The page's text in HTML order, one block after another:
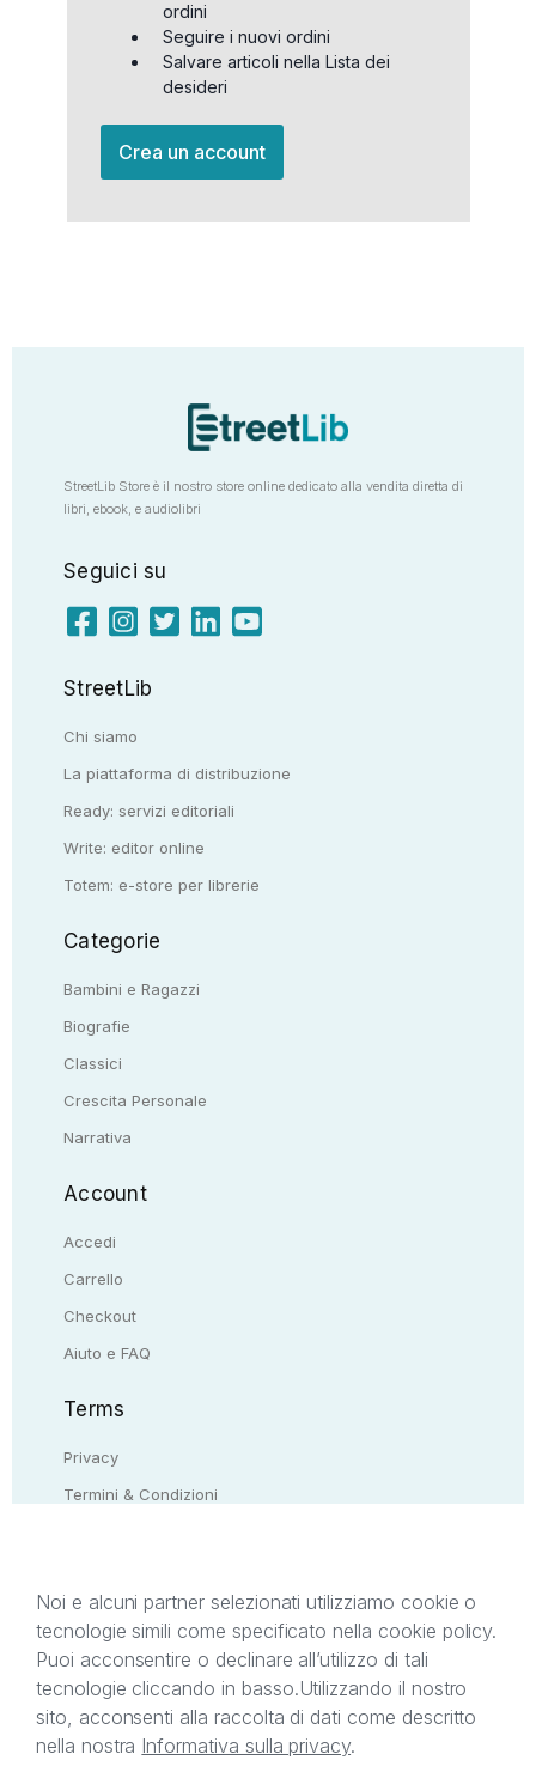
ordini
Seguire i nuovi ordini
Salvare articoli nella Lista dei
desideri
Crea un account
StreetLib Store è il nostro store online dedicato alla vendita diretta di
libri, ebook, e audiolibri
Seguici su
StreetLib
Chi siamo
La piattaforma di distribuzione
Ready: servizi editoriali
Write: editor online
Totem: e-store per librerie
Categorie
Bambini e Ragazzi
Biografie
Classici
Crescita Personale
Narrativa
Account
Accedi
Carrello
Checkout
Aiuto e FAQ
Terms
Privacy
Termini & Condizioni
Il presente sito web è di proprietà di StreetLib S.r.l.
C.F. e P.IVA 05338720963. StreetLib S.r.l. è
titolare di tutti i diritti di proprietà intellettuale
afferenti ai marchi, loghi e segni distintivi presenti
sul sito web. Si invita l’utente a prendere visione
Noi e alcuni partner selezionati utilizziamo cookie o
tecnologie simili come specificato nella cookie policy.
Puoi acconsentire o declinare all’utilizzo di tali
tecnologie cliccando in basso.Utilizzando il nostro
sito, acconsenti alla raccolta di dati come descritto
nella nostra Informativa sulla privacy.